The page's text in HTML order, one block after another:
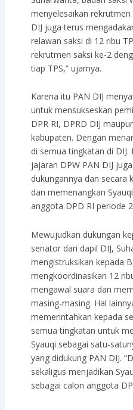
menyelesaikan
DIJ juga terus
relawan saksi di 12 ribu
rekrutmen saksi ke-2
tiap TPS,” ujarnya.
Karena itu PAN DIJ
untuk mensukseskan
DPR RI, DPRD DIJ
kabupaten. Dengan
di semua tingkatan di
jajaran DPW PAN DIJ
dukungannya dan secara
dan memenangkan
anggota DPD RI periode
Mewujudkan dukungan
senator dari dapil DIJ,
mengistruksikan kepada
mengkoordinasikan 12
mengawal suara dan
masing-masing. Hal
memerintahkan kepada
semua tingkatan untuk
Syauqi sebagai satu-
yang didukung PAN DIJ.
sekaligus menjadikan
sebagai calon anggota